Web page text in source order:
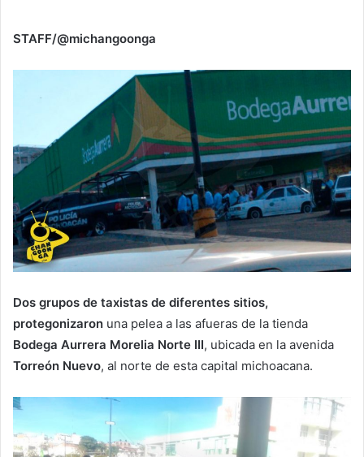
STAFF/@michangoonga
Dos grupos de taxistas de diferentes sitios,
protegonizaron una pelea a las afueras de la tienda
Bodega Aurrera Morelia Norte III, ubicada en la avenida
Torreón Nuevo, al norte de esta capital michoacana.